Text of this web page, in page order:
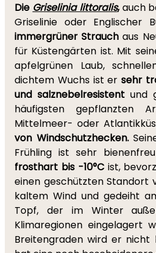
Die Griselinia littoralis,auch
Griselinie oder Englischer
immergrüner Strauch aus
für Küstengärten ist. Mit
apfelgrünen Laub,
dichtem Wuchs ist ersehr
und salznebelresistent und
häufigsten gepflanzten
Mittelmeer- oder
von Windschutzhecken.
Frühling ist sehr
frosthart bis -10°Cist,
einen geschützten Standort
kaltem Wind und gedeiht
Topf, der im Winter
Klimaregionen eingelagert
Breitengraden wird er nicht